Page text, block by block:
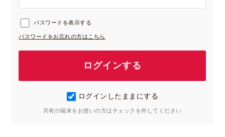
パスワードを表示する
パスワードをお忘れの方はこちら
ログインしたままにする
共有の端末をお使いの方はチェックを外してください